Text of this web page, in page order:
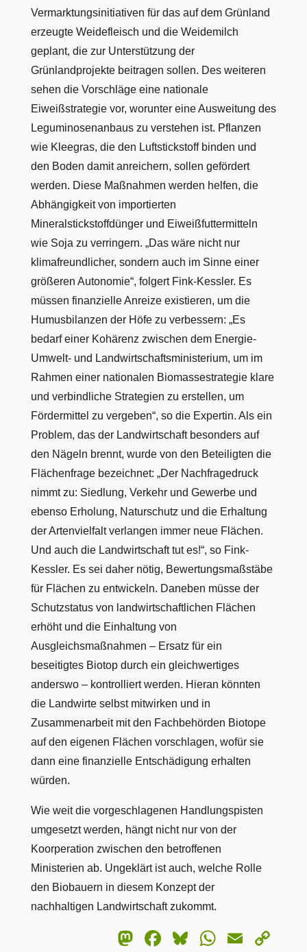
Vermarktungsinitiativen für das auf dem Grünland
erzeugte Weidefleisch und die Weidemilch
geplant, die zur Unterstützung der
Grünlandprojekte beitragen sollen. Des weiteren
sehen die Vorschläge eine nationale
Eiweißstrategie vor, worunter eine Ausweitung des
Leguminosenanbaus zu verstehen ist. Pflanzen
wie Kleegras, die den Luftstickstoff binden und
den Boden damit anreichern, sollen gefördert
werden. Diese Maßnahmen werden helfen, die
Abhängigkeit von importierten
Mineralstickstoffdünger und Eiweißfuttermitteln
wie Soja zu verringern. „Das wäre nicht nur
klimafreundlicher, sondern auch im Sinne einer
größeren Autonomie“, folgert Fink-Kessler. Es
müssen finanzielle Anreize existieren, um die
Humusbilanzen der Höfe zu verbessern: „Es
bedarf einer Kohärenz zwischen dem Energie-
Umwelt- und Landwirtschaftsministerium, um im
Rahmen einer nationalen Biomassestrategie klare
und verbindliche Strategien zu erstellen, um
Fördermittel zu vergeben“, so die Expertin. Als ein
Problem, das der Landwirtschaft besonders auf
den Nägeln brennt, wurde von den Beteiligten die
Flächenfrage bezeichnet: „Der Nachfragedruck
nimmt zu: Siedlung, Verkehr und Gewerbe und
ebenso Erholung, Naturschutz und die Erhaltung
der Artenvielfalt verlangen immer neue Flächen.
Und auch die Landwirtschaft tut es!“, so Fink-
Kessler. Es sei daher nötig, Bewertungsmaßstäbe
für Flächen zu entwickeln. Daneben müsse der
Schutzstatus von landwirtschaftlichen Flächen
erhöht und die Einhaltung von
Ausgleichsmaßnahmen – Ersatz für ein
beseitigtes Biotop durch ein gleichwertiges
anderswo – kontrolliert werden. Hieran könnten
die Landwirte selbst mitwirken und in
Zusammenarbeit mit den Fachbehörden Biotope
auf den eigenen Flächen vorschlagen, wofür sie
dann eine finanzielle Entschädigung erhalten
würden.
Wie weit die vorgeschlagenen Handlungspisten
umgesetzt werden, hängt nicht nur von der
Koorperation zwischen den betroffenen
Ministerien ab. Ungeklärt ist auch, welche Rolle
den Biobauern in diesem Konzept der
nachhaltigen Landwirtschaft zukommt.
Mastodon
Facebook
BlueskyEmail